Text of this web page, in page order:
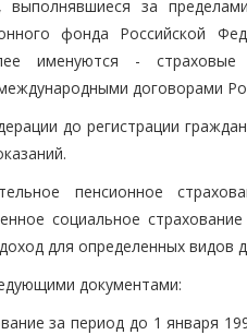
за
фонда Российской
именуются -
договорами
до регистрации
пенсионное
социальное
для определенных видов
документами:
за период до 1 января